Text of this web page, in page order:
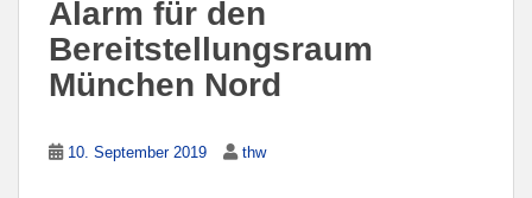
Alarm für den
Bereitstellungsraum
München Nord
10. September 2019 thw